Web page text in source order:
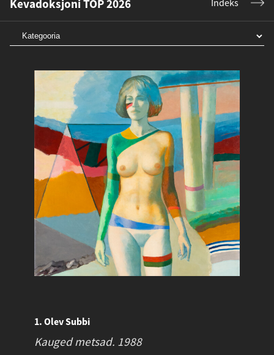
Kevadoksjoni TOP 2026
1. Olev Subbi
Kauged metsad. 1988